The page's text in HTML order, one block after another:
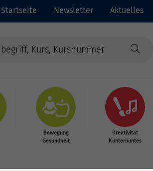
Startseite Newsletter Aktuelles
Bewegung
Gesundheit
Kreativität
Kunterbuntes